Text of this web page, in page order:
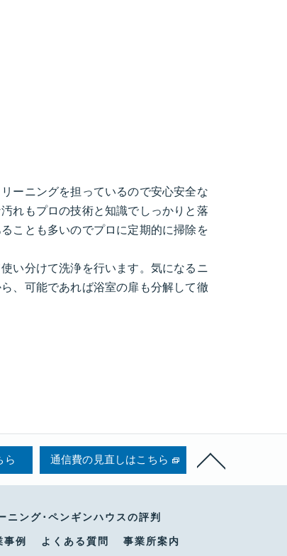
ーニングを担っているので安心安全な
れもプロの技術と知識でしっかりと落
ことも多いのでプロに定期的に掃除を
い分けて洗浄を行います。気になるニ
、可能であれば浴室の扉も分解して徹
ら 通信費の見直しはこちら
ニング･ペンギンハウスの評判
事例 よくある質問 事業所案内